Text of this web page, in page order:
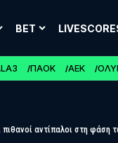
BET
ΠΑΟΚ ΑΕΚ
αντίπαλοι στη φάση